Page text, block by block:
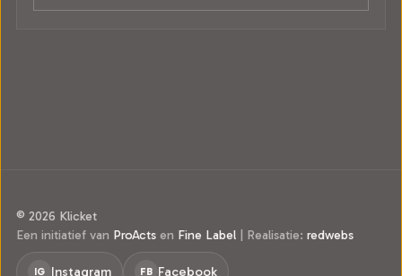
© 2026 Klicket
Een initiatief van ProActs en Fine Label | Realisatie: redwebs
IG Instagram FB Facebook